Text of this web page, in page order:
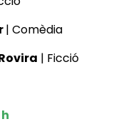
| Comèdia
| Ficció